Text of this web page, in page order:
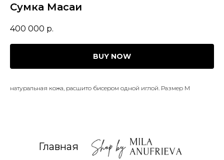
Сумка Масаи
400 000 р.
BUY NOW
натуральная кожа, расшито бисером одной иглой. Размер M
Главная